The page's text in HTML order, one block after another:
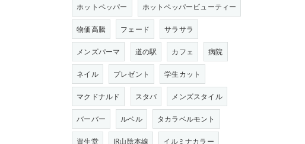
ホットペッパー ホットペッパービューティー
物価高騰 フェード サラサラ
メンズパーマ 道の駅 カフェ 病院
ネイル プレゼント 学生カット
マクドナルド スタバ メンズスタイル
バーバー ルベル タカラベルモント
資生堂 JR山陰本線 イルミナカラー